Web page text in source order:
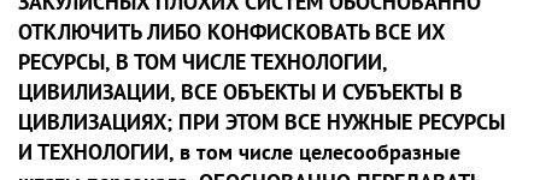
ОТКЛЮЧИТЬ ЛИБО КОНФИСКОВАТЬ ВСЕ ИХ
РЕСУРСЫ, В ТОМ ЧИСЛЕ ТЕХНОЛОГИИ,
ЦИВИЛИЗАЦИИ, ВСЕ ОБЪЕКТЫ И СУБЪЕКТЫ В
ЦИВЛИЗАЦИЯХ; ПРИ ЭТОМ ВСЕ НУЖНЫЕ РЕСУРСЫ
И ТЕХНОЛОГИИ, в том числе целесообразные